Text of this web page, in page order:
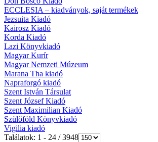
ECCLESIA – kiadványok, saját termékek
Jezsuita Kiadó
Kairosz Kiadó
Korda Kiadó
Lazi Könyvkiadó
Magyar Kurír
Magyar Nemzeti Múzeum
Marana Tha kiadó
Napraforgó kiadó
Szent István Társulat
Szent József Kiadó
Szent Maximilian Kiadó
Szülőföld Könyvkiadó
Vigilia kiadó
Találatok: 1 - 24 / 3948